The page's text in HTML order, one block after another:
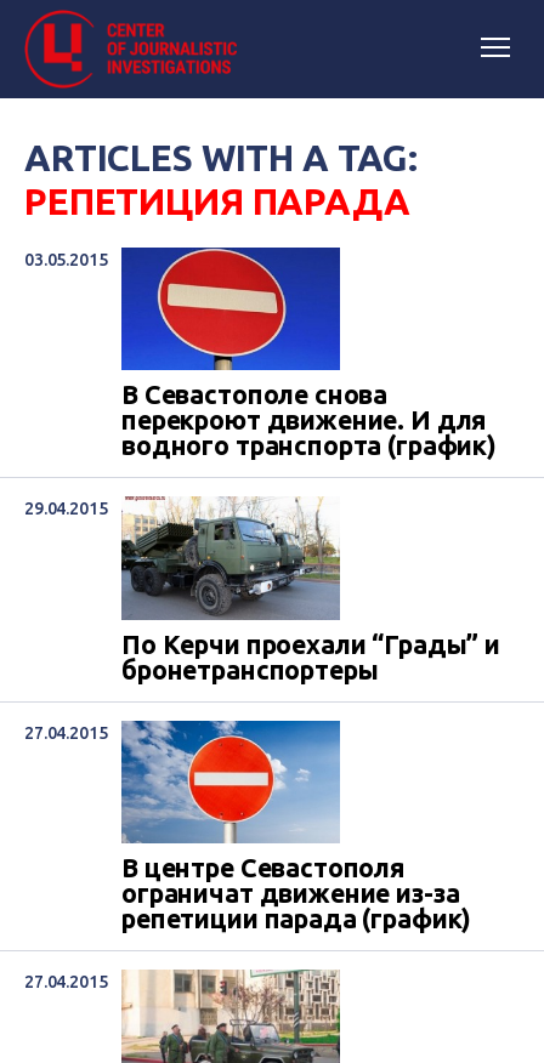
ARTICLES WITH A TAG:
РЕПЕТИЦИЯ ПАРАДА
03.05.2015
В Севастополе снова
перекроют движение. И для
водного транспорта (график)
29.04.2015
По Керчи проехали “Грады” и
бронетранспортеры
27.04.2015
В центре Севастополя
ограничат движение из-за
репетиции парада (график)
27.04.2015